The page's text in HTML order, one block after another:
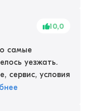
10,0
самые
уезжать.
сервис, условия